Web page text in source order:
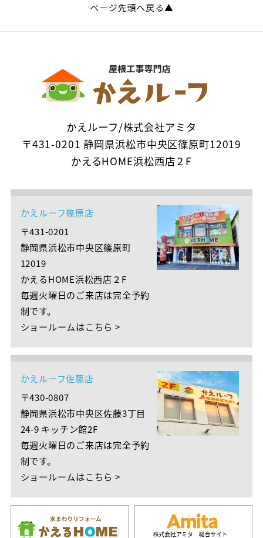
かえルーフ/株式会社アミタ
〒431-0201 静岡県浜松市中央区篠原町12019
かえるHOME浜松西店２F
かえルーフ篠原店
〒431-0201
静岡県浜松市中央区篠原町
12019
かえるHOME浜松西店２F
毎週火曜日のご来店は完全予約
制です。
ショールームはこちら >
かえルーフ佐藤店
〒430-0807
静岡県浜松市中央区佐藤3丁目
24-9 キッチン館2F
毎週火曜日のご来店は完全予約
制です。
ショールームはこちら >